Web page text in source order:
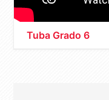
Tuba Grado 6